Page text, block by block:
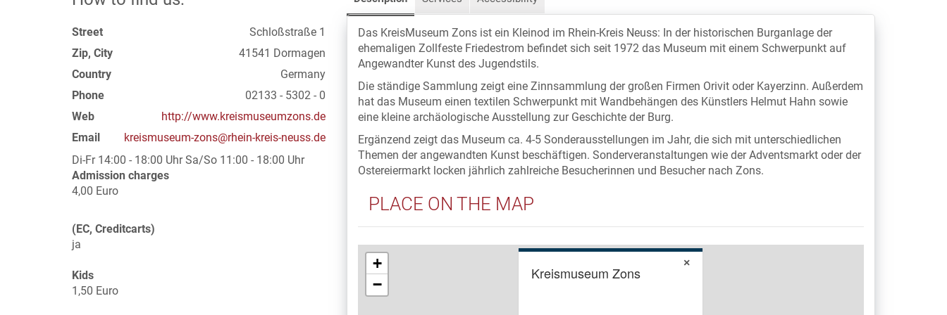
Street
Schloßstraße 1
Zip, City
41541 Dormagen
Country
Germany
Phone
02133 - 5302 - 0
Web
http://www.kreismuseumzons.de
Email
kreismuseum-zons@rhein-kreis-neuss.de
Di-Fr 14:00 - 18:00 Uhr Sa/So 11:00 - 18:00 Uhr
Admission charges
4,00 Euro
(EC, Creditcarts)
ja
Kids
1,50 Euro
Das KreisMuseum Zons ist ein Kleinod im Rhein-Kreis Neuss: In der historischen Burganlage der
ehemaligen Zollfeste Friedestrom befindet sich seit 1972 das Museum mit einem Schwerpunkt auf
Angewandter Kunst des Jugendstils.
Die ständige Sammlung zeigt eine Zinnsammlung der großen Firmen Orivit oder Kayerzinn. Außerdem
hat das Museum einen textilen Schwerpunkt mit Wandbehängen des Künstlers Helmut Hahn sowie
eine kleine archäologische Ausstellung zur Geschichte der Burg.
Ergänzend zeigt das Museum ca. 4-5 Sonderausstellungen im Jahr, die sich mit unterschiedlichen
Themen der angewandten Kunst beschäftigen. Sonderveranstaltungen wie der Adventsmarkt oder der
Ostereiermarkt locken jährlich zahlreiche Besucherinnen und Besucher nach Zons.
PLACE ON THE MAP
Kreismuseum Zons
×
+
−